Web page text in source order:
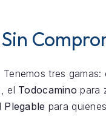
Tenemos tres
el Todocamino para
Plegable para